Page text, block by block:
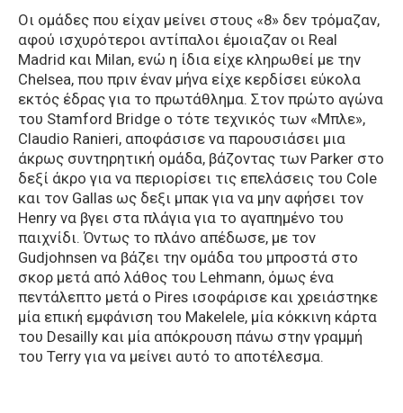
Οι ομάδες που είχαν μείνει στους «8» δεν τρόμαζαν,
αφού ισχυρότεροι αντίπαλοι έμοιαζαν οι Real
Madrid και Milan, ενώ η ίδια είχε κληρωθεί με την
Chelsea, που πριν έναν μήνα είχε κερδίσει εύκολα
εκτός έδρας για το πρωτάθλημα. Στον πρώτο αγώνα
του Stamford Bridge ο τότε τεχνικός των «Μπλε»,
Claudio Ranieri, αποφάσισε να παρουσιάσει μια
άκρως συντηρητική ομάδα, βάζοντας των Parker στο
δεξί άκρο για να περιορίσει τις επελάσεις του Cole
και τον Gallas ως δεξι μπακ για να μην αφήσει τον
Henry να βγει στα πλάγια για το αγαπημένο του
παιχνίδι. Όντως το πλάνο απέδωσε, με τον
Gudjohnsen να βάζει την ομάδα του μπροστά στο
σκορ μετά από λάθος του Lehmann, όμως ένα
πεντάλεπτο μετά ο Pires ισοφάρισε και χρειάστηκε
μία επική εμφάνιση του Makelele, μία κόκκινη κάρτα
του Desailly και μία απόκρουση πάνω στην γραμμή
του Terry για να μείνει αυτό το αποτέλεσμα.